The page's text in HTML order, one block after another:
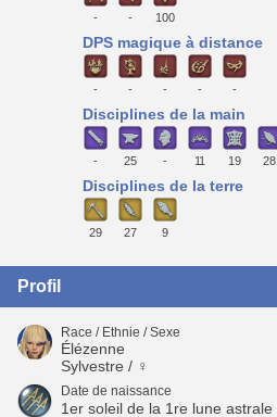
- - 100
DPS magique à distance
- - - - -
Disciplines de la main
- 25 - 11 19 28
Disciplines de la terre
29 27 9
Profil
Race / Ethnie / Sexe
Élézenne
Sylvestre / ♀
Date de naissance
1er soleil de la 1re lune astrale